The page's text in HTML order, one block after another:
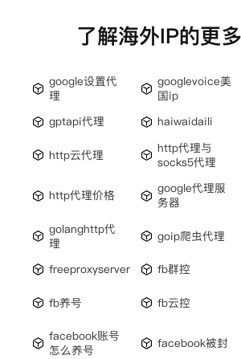
了解海外IP的更
google设置代
理
googlevoice美
国ip
gptapi代理 haiwaidaili
http云代理
http代理与
socks5代理
http代理价格
google代理服
务器
golanghttp代
理
goip爬虫代理
freeproxyserver fb群控
fb养号 fb云控
facebook账号
怎么养号
facebook被封